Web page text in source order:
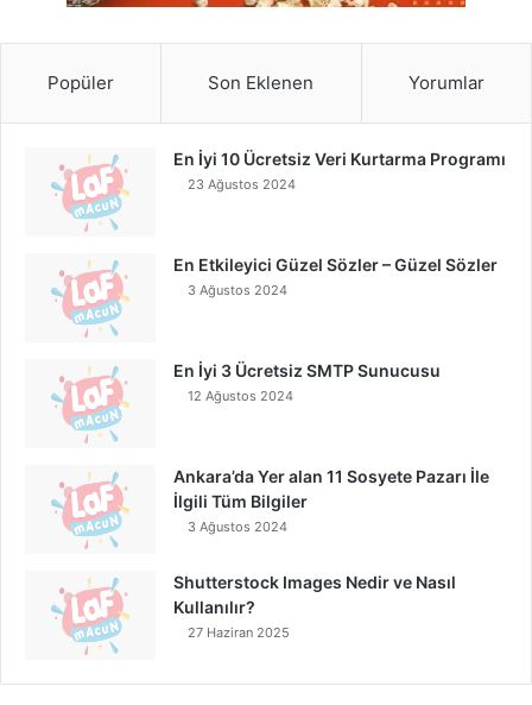
Popüler Son Eklenen Yorumlar
En İyi 10 Ücretsiz Veri Kurtarma Programı
23 Ağustos 2024
En Etkileyici Güzel Sözler – Güzel Sözler
3 Ağustos 2024
En İyi 3 Ücretsiz SMTP Sunucusu
12 Ağustos 2024
Ankara’da Yer alan 11 Sosyete Pazarı İle
İlgili Tüm Bilgiler
3 Ağustos 2024
Shutterstock Images Nedir ve Nasıl
Kullanılır?
27 Haziran 2025